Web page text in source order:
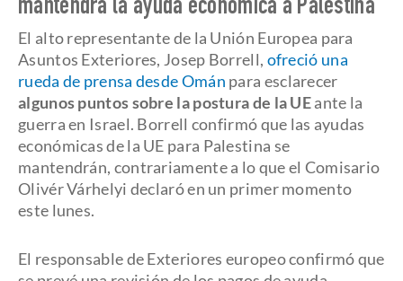
mantendrá la ayuda económica a Palestina
El alto representante de la Unión Europea para
Asuntos Exteriores, Josep Borrell, ofreció una
rueda de prensa desde Omán para esclarecer
algunos puntos sobre la postura de la UEante la
guerra en Israel. Borrell confirmó que las ayudas
económicas de la UE para Palestina se
mantendrán, contrariamente a lo que el Comisario
Olivér Várhelyi declaró en un primer momento
este lunes.
El responsable de Exteriores europeo confirmó que